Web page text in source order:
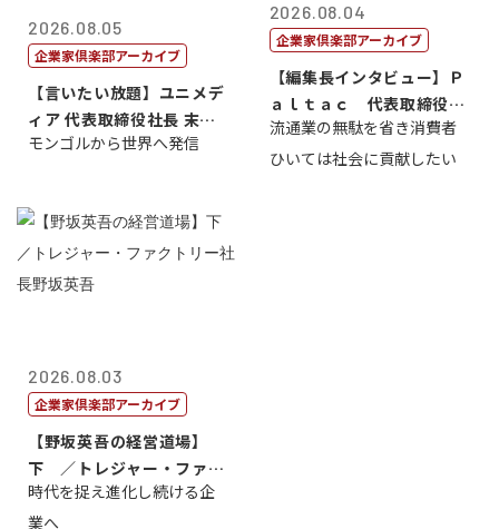
2026.08.05
企業家倶楽部アーカイブ
【言いたい放題】ユニメデ
ィア 代表取締役社長 末田
真
モンゴルから世界へ発信
2026.08.04
企業家倶楽部アーカイブ
【編集長インタビュー】Ｐ
ａｌｔａｃ 代表取締役会
長三木田國夫
流通業の無駄を省き消費者
ひいては社会に貢献したい
2026.08.03
企業家倶楽部アーカイブ
【野坂英吾の経営道場】
下 ／トレジャー・ファク
トリー社長野坂...
時代を捉え進化し続ける企
業へ